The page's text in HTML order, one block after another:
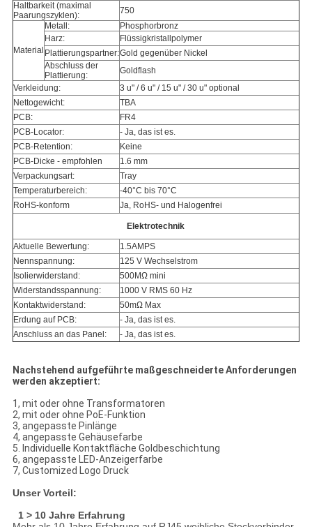
Haltbarkeit (maximal
Paarungszyklen):
750
Material
Metall:
Phosphorbronz
Harz:
Flüssigkristallpolymer
Plattierungspartner:Gold gegenüber Nickel
Abschluss der
Plattierung:
Goldflash
Verkleidung:
3 u" / 6 u" / 15 u" / 30 u" optional
Nettogewicht:
TBA
PCB:
FR4
PCB-Locator:
- Ja, das ist es.
PCB-Retention:
Keine
PCB-Dicke - empfohlen
1.6 mm
Verpackungsart:
Tray
Temperaturbereich:
-40°C bis 70°C
RoHS-konform
Ja, RoHS- und Halogenfrei
Elektrotechnik
Aktuelle Bewertung:
1.5AMPS
Nennspannung:
125 V Wechselstrom
Isolierwiderstand:
500MΩ mini
Widerstandsspannung:
1000 V RMS 60 Hz
Kontaktwiderstand:
50mΩ Max
Erdung auf PCB:
- Ja, das ist es.
Anschluss an das Panel:
- Ja, das ist es.
Nachstehend aufgeführte maßgeschneiderte Anforderungen
werden akzeptiert:
1, mit oder ohne Transformatoren
2, mit oder ohne PoE-Funktion
3, angepasste Pinlänge
4, angepasste Gehäusefarbe
5. Individuelle Kontaktfläche Goldbeschichtung
6, angepasste LED-Anzeigerfarbe
7, Customized Logo Druck
Unser Vorteil:
1 > 10 Jahre Erfahrung